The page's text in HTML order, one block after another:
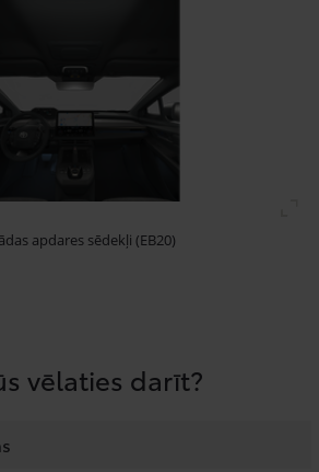
apdares sēdekļi (EB20)
vēlaties darīt?